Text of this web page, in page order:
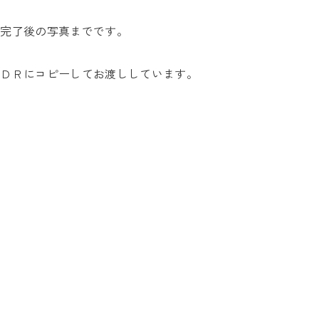
了後の写真までです。
Ｒにコピーしてお渡ししています。